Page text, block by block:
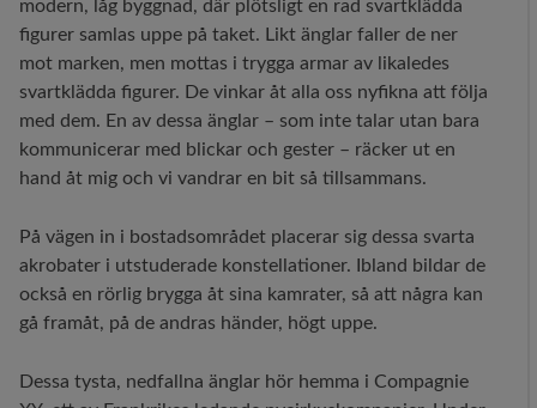
modern, låg byggnad, där plötsligt en rad svartklädda
figurer samlas uppe på taket. Likt änglar faller de ner
mot marken, men mottas i trygga armar av likaledes
svartklädda figurer. De vinkar åt alla oss nyfikna att följa
med dem. En av dessa änglar – som inte talar utan bara
kommunicerar med blickar och gester – räcker ut en
hand åt mig och vi vandrar en bit så tillsammans.
På vägen in i bostadsområdet placerar sig dessa svarta
akrobater i utstuderade konstellationer. Ibland bildar de
också en rörlig brygga åt sina kamrater, så att några kan
gå framåt, på de andras händer, högt uppe.
Dessa tysta, nedfallna änglar hör hemma i Compagnie